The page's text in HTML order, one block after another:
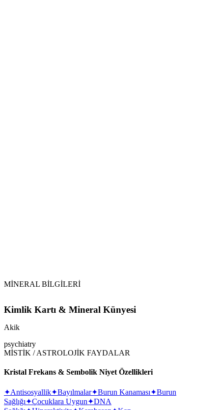
MİNERAL BİLGİLERİ
Kimlik Kartı & Mineral Künyesi
Akik
psychiatry
MİSTİK / ASTROLOJİK FAYDALAR
Kristal Frekans & Sembolik Niyet Özellikleri
✦Antisosyallik✦Bayılmalar✦Burun Kanaması✦Burun
Sağlığı✦Çocuklara Uygun✦DNA